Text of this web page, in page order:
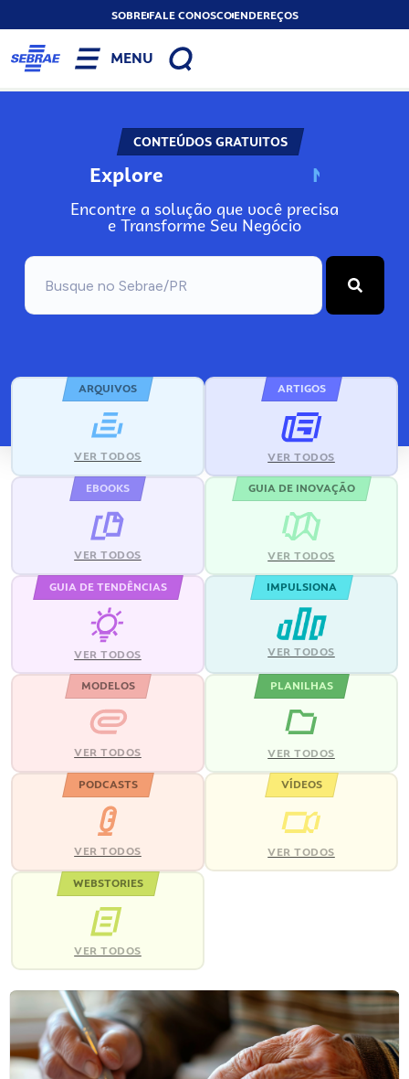
SOBREFALE CONOSCOENDEREÇOS
MENU
CONTEÚDOS GRATUITOS
Explore N
Encontre a solução que você precisa
e Transforme Seu Negócio
ARQUIVOS
VER TODOS
ARTIGOS
VER TODOS
EBOOKS
VER TODOS
GUIA DE INOVAÇÃO
VER TODOS
GUIA DE TENDÊNCIAS
VER TODOS
IMPULSIONA
VER TODOS
MODELOS
VER TODOS
PLANILHAS
VER TODOS
PODCASTS
VER TODOS
VÍDEOS
VER TODOS
WEBSTORIES
VER TODOS